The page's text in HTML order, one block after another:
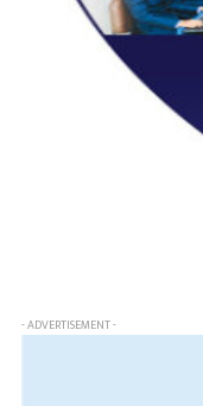
- ADVERTISEMENT -